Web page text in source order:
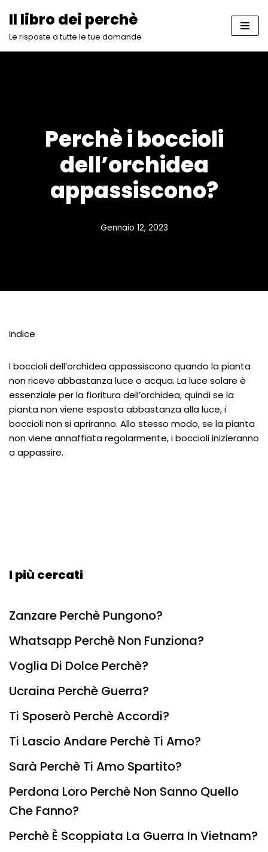
Vai
Il libro dei perchè
Le risposte a tutte le tue domande
Perchè i boccioli
dell’orchidea
appassiscono?
Gennaio 12, 2023
Indice
I boccioli dell’orchidea appassiscono quando la pianta
non riceve abbastanza luce o acqua. La luce solare è
essenziale per la fioritura dell’orchidea, quindi se la
pianta non viene esposta abbastanza alla luce, i
boccioli non si apriranno. Allo stesso modo, se la pianta
non viene annaffiata regolarmente, i boccioli inizieranno
a appassire.
I più cercati
Zanzare Perchè Pungono?
Whatsapp Perchè Non Funziona?
Voglia Di Dolce Perchè?
Ucraina Perchè Guerra?
Ti Sposerò Perchè Accordi?
Ti Lascio Andare Perchè Ti Amo?
Sarà Perchè Ti Amo Spartito?
Perdona Loro Perchè Non Sanno Quello
Che Fanno?
Perchè È Scoppiata La Guerra In Vietnam?